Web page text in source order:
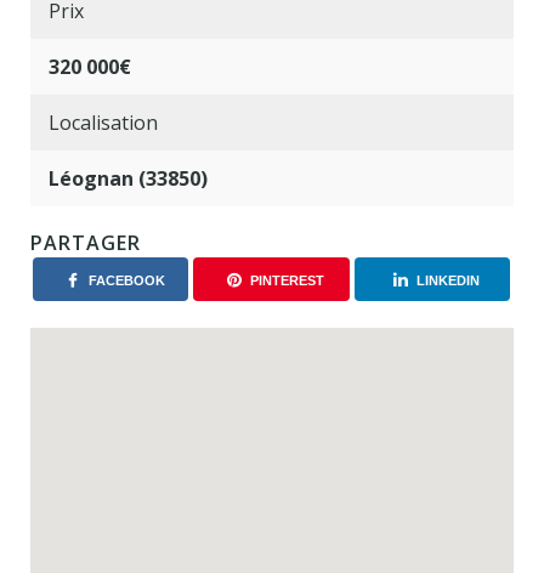
Prix
320 000€
Localisation
Léognan (33850)
PARTAGER
FACEBOOK PINTEREST LINKEDIN